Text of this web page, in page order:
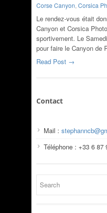
Corse Canyon, Corsica
Le rendez-vous était
Canyon et Corsica
sportivement. Le
pour faire le Canyon de
Read Post →
Contact
Mail :
Téléphone : +33 6 87